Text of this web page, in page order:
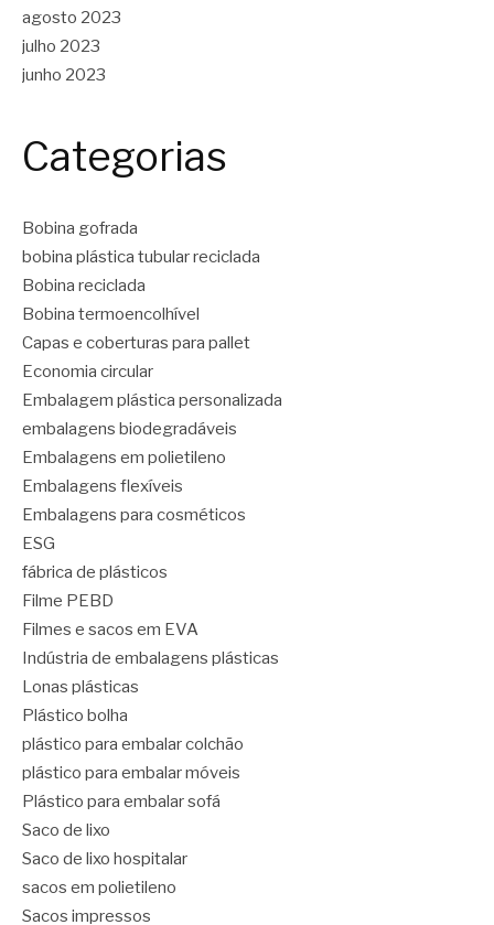
agosto 2023
julho 2023
junho 2023
Categorias
Bobina gofrada
bobina plástica tubular reciclada
Bobina reciclada
Bobina termoencolhível
Capas e coberturas para pallet
Economia circular
Embalagem plástica personalizada
embalagens biodegradáveis
Embalagens em polietileno
Embalagens flexíveis
Embalagens para cosméticos
ESG
fábrica de plásticos
Filme PEBD
Filmes e sacos em EVA
Indústria de embalagens plásticas
Lonas plásticas
Plástico bolha
plástico para embalar colchão
plástico para embalar móveis
Plástico para embalar sofá
Saco de lixo
Saco de lixo hospitalar
sacos em polietileno
Sacos impressos